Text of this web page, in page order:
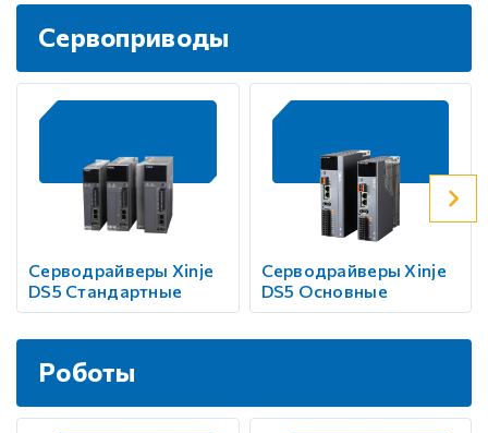
Сервоприводы
Серводрайверы Xinje
DS5 Стандартные
Серводрайверы Xinje
DS5 Основные
Роботы